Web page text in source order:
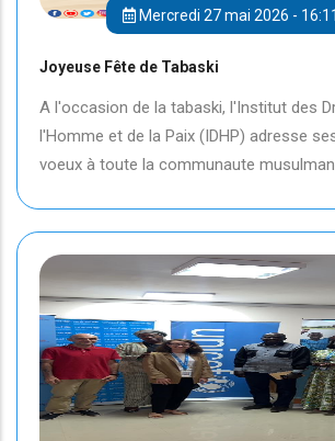
Mercredi 27 mai 2026 - 16:11
Joyeuse Fête de Tabaski
A l'occasion de la tabaski, l'Institut des
l'Homme et de la Paix (IDHP) adresse
voeux à toute la communaute